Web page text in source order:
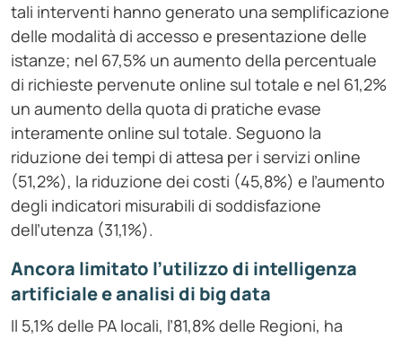
tali interventi hanno generato una semplificazione
delle modalità di accesso e presentazione delle
istanze; nel 67,5% un aumento della percentuale
di richieste pervenute online sul totale e nel 61,2%
un aumento della quota di pratiche evase
interamente online sul totale. Seguono la
riduzione dei tempi di attesa per i servizi online
(51,2%), la riduzione dei costi (45,8%) e l’aumento
degli indicatori misurabili di soddisfazione
dell’utenza (31,1%).
Ancora limitato l’utilizzo di intelligenza
artificiale e analisi di big data
Il 5,1% delle PA locali, l’81,8% delle Regioni, ha